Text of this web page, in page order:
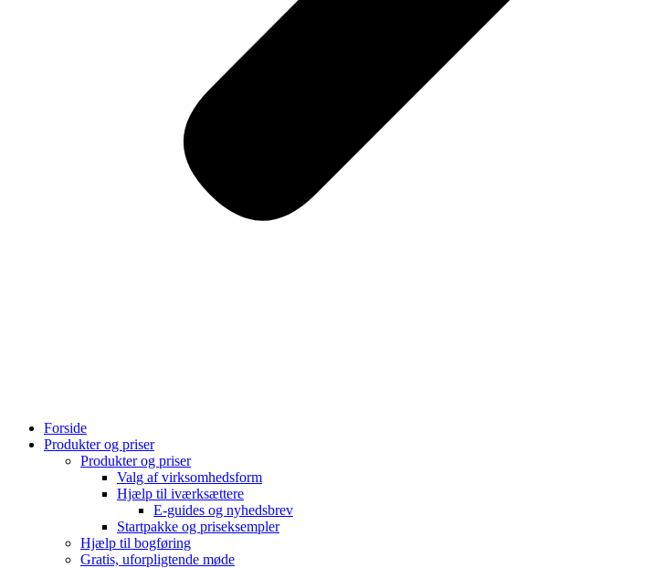
Forside
Produkter og priser
Produkter og priser
Valg af virksomhedsform
Hjælp til iværksættere
E-guides og nyhedsbrev
Startpakke og priseksempler
Hjælp til bogføring
Gratis, uforpligtende møde